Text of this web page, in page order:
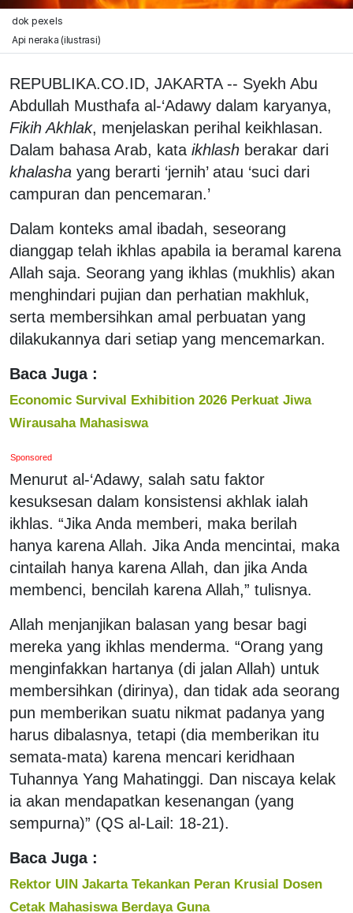
dok pexels
Api neraka (ilustrasi)
REPUBLIKA.CO.ID, JAKARTA -- Syekh Abu
Abdullah Musthafa al-‘Adawy dalam karyanya,
Fikih Akhlak, menjelaskan perihal keikhlasan.
Dalam bahasa Arab, kata ikhlash berakar dari
khalasha yang berarti ‘jernih’ atau ‘suci dari
campuran dan pencemaran.’
Dalam konteks amal ibadah, seseorang
dianggap telah ikhlas apabila ia beramal karena
Allah saja. Seorang yang ikhlas (mukhlis) akan
menghindari pujian dan perhatian makhluk,
serta membersihkan amal perbuatan yang
dilakukannya dari setiap yang mencemarkan.
Baca Juga :
Economic Survival Exhibition 2026 Perkuat Jiwa
Wirausaha Mahasiswa
Sponsored
Menurut al-‘Adawy, salah satu faktor
kesuksesan dalam konsistensi akhlak ialah
ikhlas. “Jika Anda memberi, maka berilah
hanya karena Allah. Jika Anda mencintai, maka
cintailah hanya karena Allah, dan jika Anda
membenci, bencilah karena Allah,” tulisnya.
Allah menjanjikan balasan yang besar bagi
mereka yang ikhlas menderma. “Orang yang
menginfakkan hartanya (di jalan Allah) untuk
membersihkan (dirinya), dan tidak ada seorang
pun memberikan suatu nikmat padanya yang
harus dibalasnya, tetapi (dia memberikan itu
semata-mata) karena mencari keridhaan
Tuhannya Yang Mahatinggi. Dan niscaya kelak
ia akan mendapatkan kesenangan (yang
sempurna)” (QS al-Lail: 18-21).
Baca Juga :
Rektor UIN Jakarta Tekankan Peran Krusial Dosen
Cetak Mahasiswa Berdaya Guna